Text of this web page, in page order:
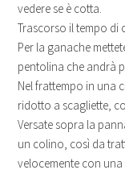
vedere se è cotta.
Trascorso il tempo di
Per la ganache
pentolina che andrà
Nel frattempo in una
ridotto a scagliette,
Versate sopra la
un colino, così da
velocemente con